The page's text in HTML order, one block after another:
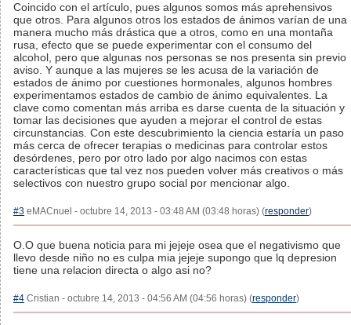
Coincido con el artículo, pues algunos somos más aprehensivos
que otros. Para algunos otros los estados de ánimos varían de una
manera mucho más drástica que a otros, como en una montaña
rusa, efecto que se puede experimentar con el consumo del
alcohol, pero que algunas nos personas se nos presenta sin previo
aviso. Y aunque a las mujeres se les acusa de la variación de
estados de ánimo por cuestiones hormonales, algunos hombres
experimentamos estados de cambio de ánimo equivalentes. La
clave como comentan más arriba es darse cuenta de la situación y
tomar las decisiones que ayuden a mejorar el control de estas
circunstancias. Con este descubrimiento la ciencia estaría un paso
más cerca de ofrecer terapias o medicinas para controlar estos
desórdenes, pero por otro lado por algo nacimos con estas
características que tal vez nos pueden volver más creativos o más
selectivos con nuestro grupo social por mencionar algo.
#3 eMACnuel - octubre 14, 2013 - 03:48 AM (03:48 horas) (responder)
O.O que buena noticia para mi jejeje osea que el negativismo que
llevo desde niño no es culpa mia jejeje supongo que lq depresion
tiene una relacion directa o algo asi no?
#4 Cristian - octubre 14, 2013 - 04:56 AM (04:56 horas) (responder)